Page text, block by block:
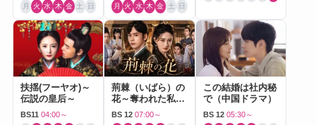
月 火 水 木 金 土 日 月 火 水 木 金 土 日
扶揺(フーヤオ)～
伝説の皇后～
BS11 04:00～
荊棘（いばら）の
花～奪われた私～
（中国ドラマ）
BS 12 07:00～
この結婚は社内秘
で（中国ドラマ）
BS 12 05:30～